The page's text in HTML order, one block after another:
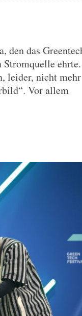
den das
ehrte.
leider, nicht mehr
Vor allem